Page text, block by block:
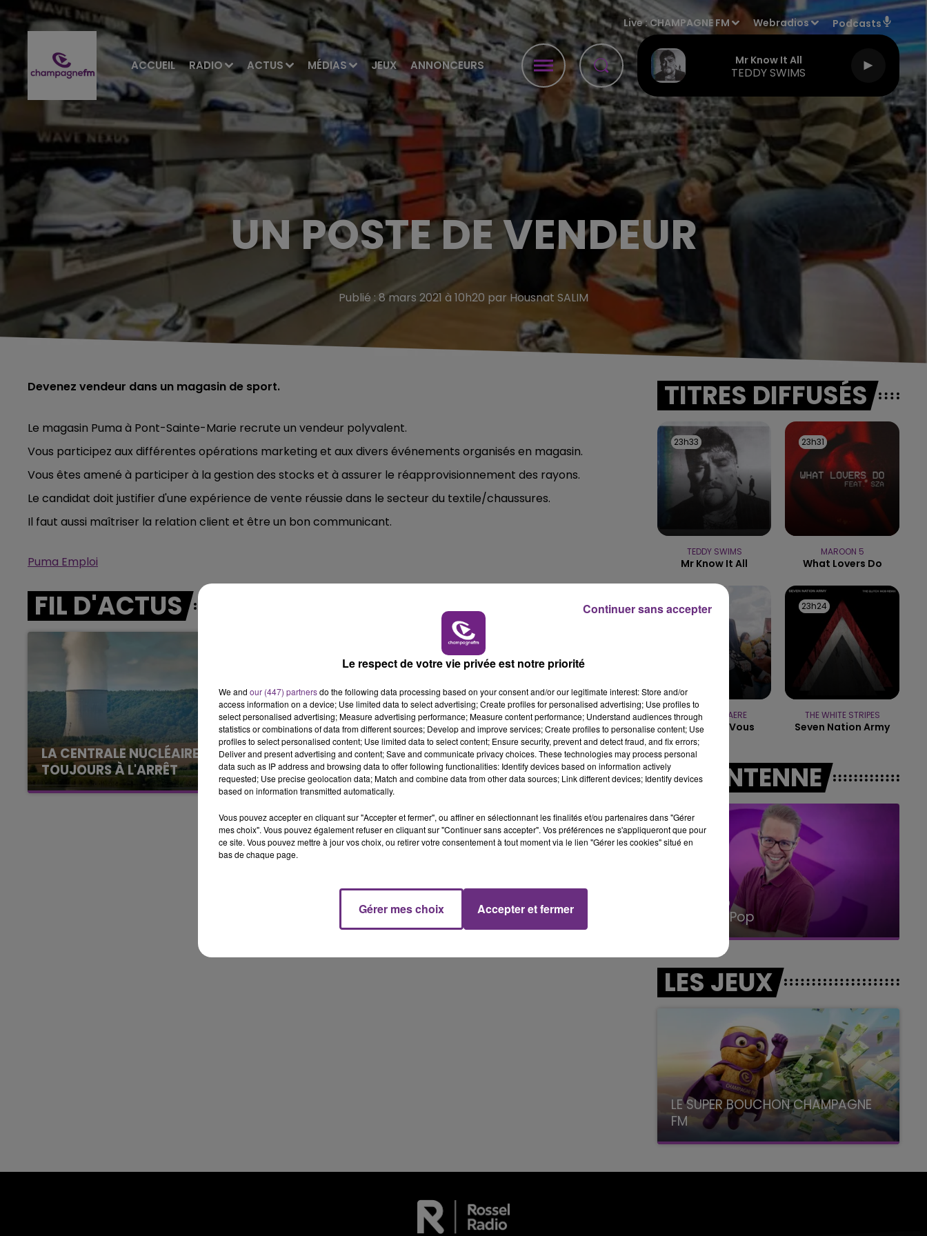
ACCUEIL RADIO ACTUS MÉDIAS JEUX ANNONCEURS
Live :CHAMPAGNE FM Webradios Podcasts
Mr Know It All
TEDDY SWIMS
5h00 - 6h00
LE BEST OF DE LA FAMILLE
10h00 - 14h00
LE TICKET DE CAISSE
UN POSTE DE VENDEUR
Publié : 8 mars 2021 à 10h20 par Housnat SALIM
Devenez vendeur dans un magasin de sport.
Le magasin Puma à Pont-Sainte-Marie recrute un vendeur polyvalent.
Vous participez aux différentes opérations marketing et aux divers événements organisés en magasin.
Vous êtes amené à participer à la gestion des stocks et à assurer le réapprovisionnement des rayons.
Le candidat doit justifier d'une expérience de vente réussie dans le secteur du textile/chaussures.
Il faut aussi maîtriser la relation client et être un bon communicant.
Puma Emploi
FIL D'ACTUS
LA CENTRALE NUCLÉAIRE DE CHOOZ
TOUJOURS À L'ARRÊT
Cela fait déjà une semaine que la centrale
justifiée par la sécheresse intense qui est
LE MAGASIN JOUÉCLUB DE REIMS FERME
SES PORTES
C'était l'une des institutions du centre-ville
fermer ses portes.
TITRES DIFFUSÉS
23h33
23h33
TEDDY SWIMS
Mr Know It All
23h31
23h31
MAROON 5
What Lovers Do
23h28
23h28
PIERRE DE MAERE
Je Pense A Vous
23h24
23h24
THE WHITE STRIPES
Seven Nation Army
A L'ANTENNE
10h00 - 14h00
LE TICKET DE CAISSE
14h00 - 15h00
La Radio Pop
LES JEUX
LE SUPER BOUCHON CHAMPAGNE
FM
avec La Famille Champagne FM, à 8H10
Le respect de votre vie privée est notre priorité
We and our (447) partnersdo the following data processing based on your consent and/or our legitimate interest: Store and/or
access information on a device; Use limited data to select advertising; Create profiles for personalised advertising; Use profiles to
select personalised advertising; Measure advertising performance; Measure content performance; Understand audiences through
statistics or combinations of data from different sources; Develop and improve services; Create profiles to personalise content; Use
profiles to select personalised content; Use limited data to select content; Ensure security, prevent and detect fraud, and fix errors;
Deliver and present advertising and content; Save and communicate privacy choices. These technologies may process personal
data such as IP address and browsing data to offer following functionalities: Identify devices based on information actively
requested; Use precise geolocation data; Match and combine data from other data sources; Link different devices; Identify devices
based on information transmitted automatically.
Vous pouvez accepter en cliquant sur "Accepter et fermer", ou affiner en sélectionnant les finalités et/ou partenaires dans "Gérer
mes choix". Vous pouvez également refuser en cliquant sur "Continuer sans accepter". Vos préférences ne s'appliqueront que pour
ce site. Vous pouvez mettre à jour vos choix, ou retirer votre consentement à tout moment via le lien "Gérer les cookies" situé en
bas de chaque page.
Gérer mes choix Accepter et fermer
Continuer sans accepter